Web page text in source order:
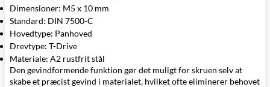
Dimensioner: M5 x 10 mm
Standard: DIN 7500-C
Hovedtype: Panhoved
Drevtype: T-Drive
Materiale: A2 rustfrit stål
Den gevindformende funktion gør det muligt for skruen selv at
skabe et præcist gevind i materialet, hvilket ofte eliminerer behovet